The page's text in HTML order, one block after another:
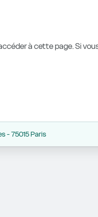
à cette page. Si
- 75015 Paris